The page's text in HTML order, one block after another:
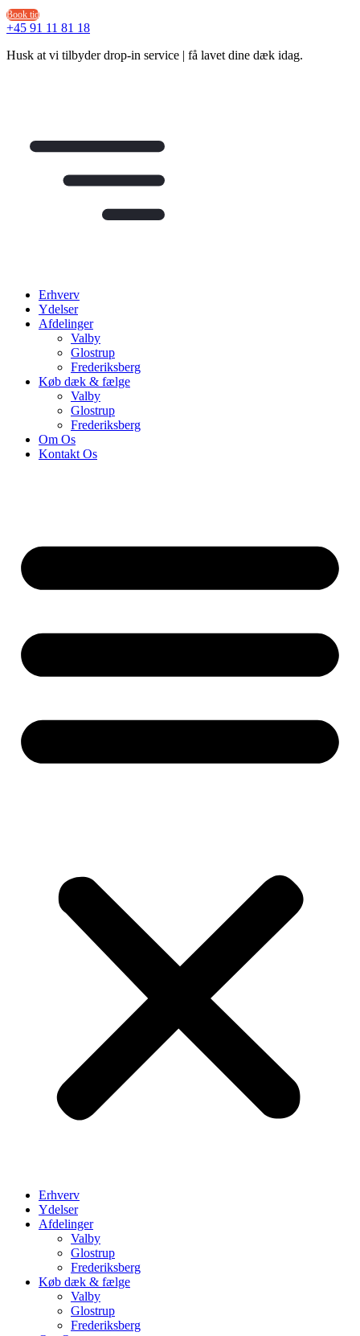
Videre
til
Book tid
+45 91 11 81 18
Husk at vi tilbyder drop-in service | få lavet dine dæk idag.
Erhverv
Ydelser
Afdelinger
Valby
Glostrup
Frederiksberg
Køb dæk & fælge
Valby
Glostrup
Frederiksberg
Om Os
Kontakt Os
Erhverv
Ydelser
Afdelinger
Valby
Glostrup
Frederiksberg
Køb dæk & fælge
Valby
Glostrup
Frederiksberg